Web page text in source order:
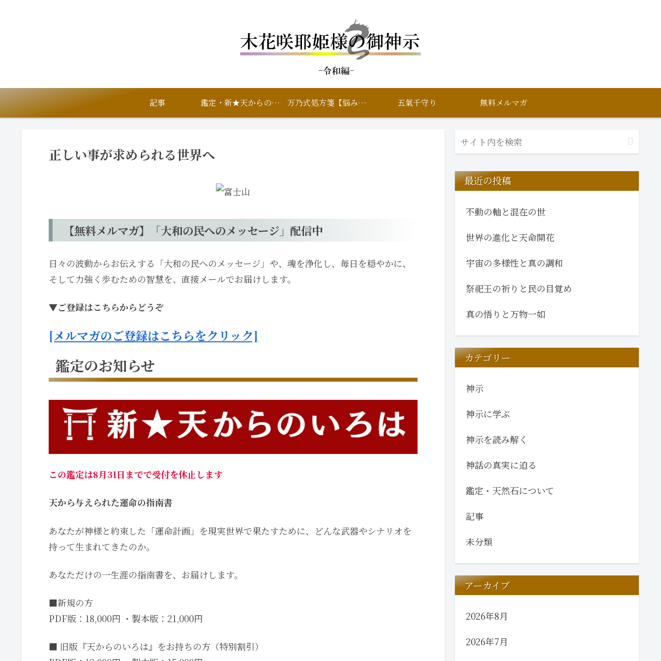
記事 鑑定・新★天からのいろは 万乃式処方箋【悩み相談】 五氣千守り 無料メルマガ
正しい事が求められる世界へ
【無料メルマガ】「大和の民へのメッセージ」配信中
日々の波動からお伝えする「大和の民へのメッセージ」や、魂を浄化し、毎日を穏やかに、
そして力強く歩むための智慧を、直接メールでお届けします。
▼ご登録はこちらからどうぞ
[メルマガのご登録はこちらをクリック]
鑑定のお知らせ
この鑑定は8月31日までで受付を休止します
天から与えられた運命の指南書
あなたが神様と約束した「運命計画」を現実世界で果たすために、どんな武器やシナリオを
持って生まれてきたのか。
あなただけの一生涯の指南書を、お届けします。
■新規の方
PDF版：18,000円 ・製本版：21,000円
■ 旧版『天からのいろは』をお持ちの方（特別割引）
最近の投稿
不動の軸と混在の世
世界の進化と天命開花
宇宙の多様性と真の調和
祭祀王の祈りと民の目覚め
真の悟りと万物一如
カテゴリー
神示
神示に学ぶ
神示を読み解く
神話の真実に迫る
鑑定・天然石について
記事
未分類
アーカイブ
2026年8月
2026年7月